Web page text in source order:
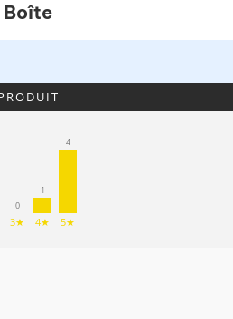
Boîte
0
3★
1
4★
4
5★